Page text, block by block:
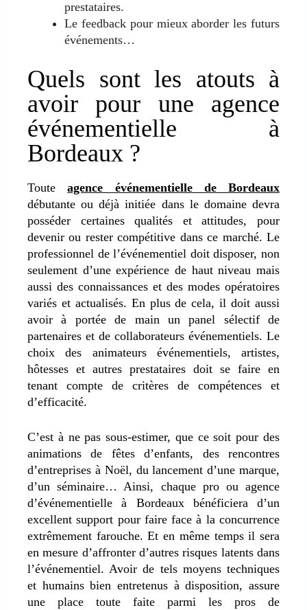
prestataires.
Le feedback pour mieux aborder les futurs
événements…
Quels sont les atouts à
avoir pour une agence
événementielle à
Bordeaux ?
Touteagence événementielle de Bordeaux
débutante ou déjà initiée dans le domaine devra
posséder certaines qualités et attitudes, pour
devenir ou rester compétitive dans ce marché. Le
professionnel de l’événementiel doit disposer, non
seulement d’une expérience de haut niveau mais
aussi des connaissances et des modes opératoires
variés et actualisés. En plus de cela, il doit aussi
avoir à portée de main un panel sélectif de
partenaires et de collaborateurs événementiels. Le
choix des animateurs événementiels, artistes,
hôtesses et autres prestataires doit se faire en
tenant compte de critères de compétences et
d’efficacité.
C’est à ne pas sous-estimer, que ce soit pour des
animations de fêtes d’enfants, des rencontres
d’entreprises à Noël, du lancement d’une marque,
d’un séminaire… Ainsi, chaque pro ou agence
d’événementielle à Bordeaux bénéficiera d’un
excellent support pour faire face à la concurrence
extrêmement farouche. Et en même temps il sera
en mesure d’affronter d’autres risques latents dans
l’événementiel. Avoir de tels moyens techniques
et humains bien entretenus à disposition, assure
une place toute faite parmi les pros de